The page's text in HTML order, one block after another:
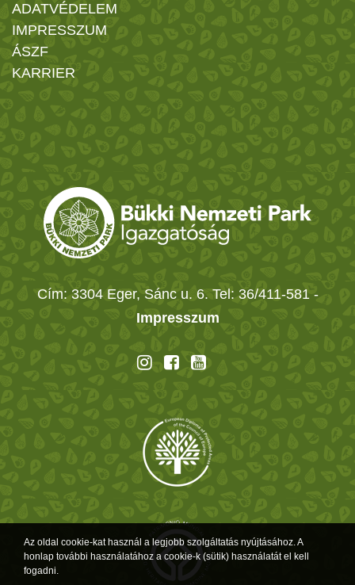
ADATVÉDELEM
IMPRESSZUM
ÁSZF
KARRIER
Cím: 3304 Eger, Sánc u. 6. Tel: 36/411-581 -
Impresszum
Az oldal cookie-kat használ a legjobb szolgáltatás nyújtásához. A
honlap további használatához a cookie-k (sütik) használatát el kell
fogadni.